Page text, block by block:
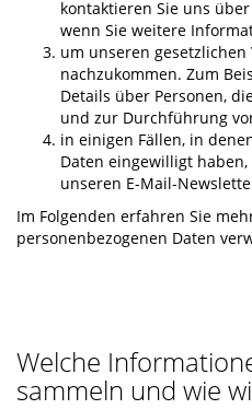
kontaktieren Sie uns
wenn Sie weitere
um unseren
nachzukommen. Zum
Details über Personen,
und zur Durchführung
in einigen Fällen, in
Daten eingewilligt
unseren E-Mail-
Im Folgenden erfahren Sie
personenbezogenen Daten
Welche
sammeln und wie